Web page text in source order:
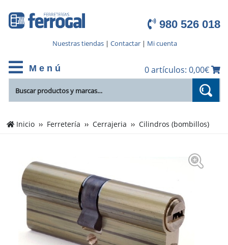
980 526 018
Nuestras tiendas| Contactar| Mi cuenta
M e n ú 0 artículos: 0,00€
Inicio Ferretería Cerrajeria Cilindros (bombillos)